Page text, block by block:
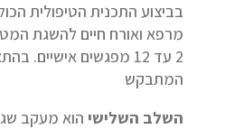
בביצוע התכנית הטיפולית
מרפא ואורח חיים להשגת
2 עד 12 מפגשים
המתבקש
השלב השלישי